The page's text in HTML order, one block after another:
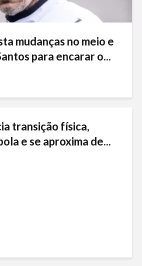
mudanças no meio e
para encarar o...
transição física,
e se aproxima de...